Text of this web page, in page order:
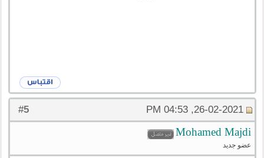
#
5 26-02-2021, 04:53 PM
Mohamed Majdi
عضو جديد